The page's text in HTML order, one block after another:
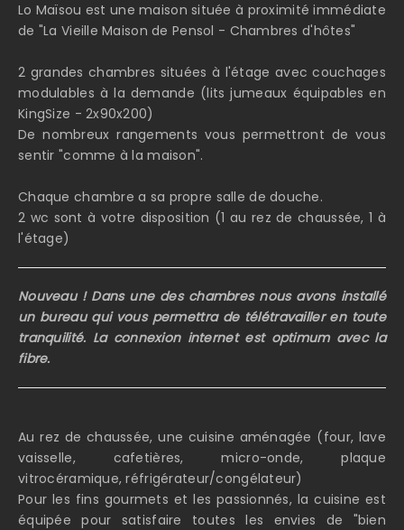
Lo Maïsou est une maison située à proximité immédiate
de "La Vieille Maison de Pensol - Chambres d'hôtes"
2 grandes chambres situées à l'étage avec couchages
modulables à la demande (lits jumeaux équipables en
KingSize - 2x90x200)
De nombreux rangements vous permettront de vous
sentir "comme à la maison".
Chaque chambre a sa propre salle de douche.
2 wc sont à votre disposition (1 au rez de chaussée, 1 à
l'étage)
Nouveau ! Dans une des chambres nous avons installé
un bureau qui vous permettra de télétravailler en toute
tranquilité. La connexion internet est optimum avec la
fibre.
Au rez de chaussée, une cuisine aménagée (four, lave
vaisselle, cafetières, micro-onde, plaque
vitrocéramique, réfrigérateur/congélateur)
Pour les fins gourmets et les passionnés, la cuisine est
équipée pour satisfaire toutes les envies de "bien